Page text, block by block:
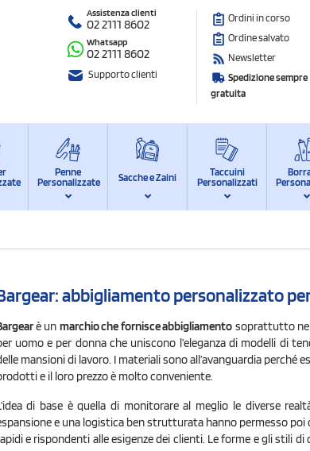
Assistenza clienti
02 2111 8602
Whatsapp
02 2111 8602
Supporto clienti
Ordini in corso
Ordine salvato
Newsletter
Spedizione sempre
gratuita
Penne
Personalizzate
Sacche e Zaini
Taccuini
Personalizzati
abbigliamento personalizzato
è un marchio che fornisce abbigliamento soprattutto
uomo e per donna che uniscono l’eleganza di modelli di
mansioni di lavoro. I materiali sono all’avanguardia
e il loro prezzo è molto conveniente.
di base è quella di monitorare al meglio le diverse
e una logistica ben strutturata hanno permesso
e rispondenti alle esigenze dei clienti. Le forme e gli stili